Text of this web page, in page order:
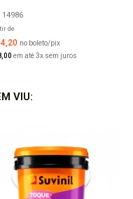
14986
de
no boleto/pix
em até 3x sem juros
VIU: